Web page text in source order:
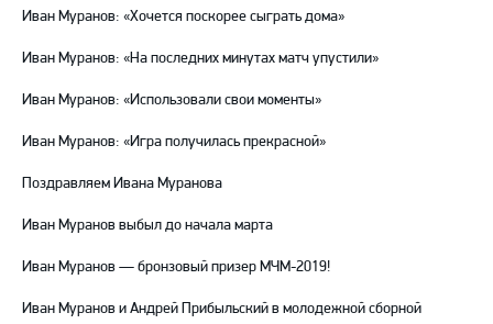
Иван Муранов: «Хочется поскорее сыграть дома»
Иван Муранов: «На последних минутах матч упустили»
Иван Муранов: «Использовали свои моменты»
Иван Муранов: «Игра получилась прекрасной»
Поздравляем Ивана Муранова
Иван Муранов выбыл до начала марта
Иван Муранов — бронзовый призер МЧМ-2019!
Иван Муранов и Андрей Прибыльский в молодежной сборной